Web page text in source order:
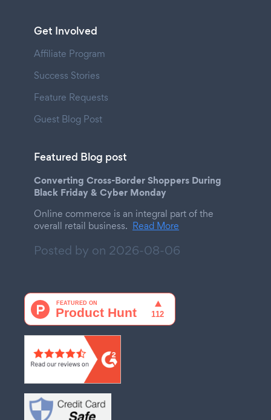
Get Involved
Affiliate Program
Success Stories
Feature Requests
Guest Blog Post
Featured Blog post
Converting Cross-Border Shoppers During
Black Friday & Cyber Monday
Online commerce is an integral part of the
overall retail business. Read More
Posted by on 2026-08-06